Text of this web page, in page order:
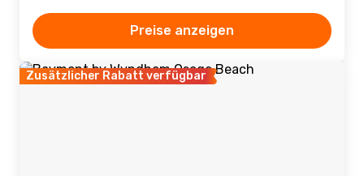
Preise anzeigen
Zusätzlicher Rabatt verfügbar